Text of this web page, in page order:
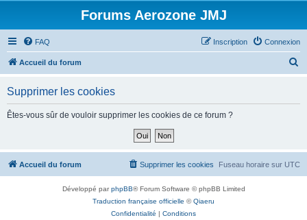
Forums Aerozone JMJ
FAQ Connexion
Inscription
Accueil du forum
h
Supprimer les cookies
Êtes-vous sûr de vouloir supprimer les cookies de ce forum ?
Accueil du forum Fuseau horaire sur UTC
Supprimer les cookies
Développé parphpBB® Forum Software © phpBB Limited
Traduction française officielle ©Qiaeru
Confidentialité | Conditions